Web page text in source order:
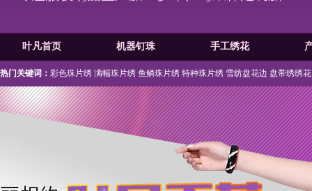
叶凡首页 机器钉珠 手工绣花
热门关键词： 彩色珠片绣 满幅珠片绣 鱼鳞珠片绣 特种珠片绣 雪纺盘花边 盘带绣绣花